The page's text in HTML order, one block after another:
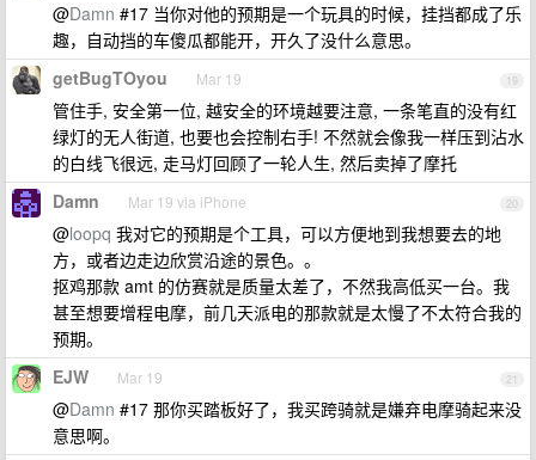
@Damn #17 当你对他的预期是一个玩具的时候，挂挡都成了乐
趣，自动挡的车傻瓜都能开，开久了没什么意思。
19
getBugTOyou Mar 19
管住手, 安全第一位, 越安全的环境越要注意, 一条笔直的没有红
绿灯的无人街道, 也要也会控制右手! 不然就会像我一样压到沾水
的白线飞很远, 走马灯回顾了一轮人生, 然后卖掉了摩托
20
Damn Mar 19 via iPhone
@loopq 我对它的预期是个工具，可以方便地到我想要去的地
方，或者边走边欣赏沿途的景色。。
抠鸡那款 amt 的仿赛就是质量太差了，不然我高低买一台。我
甚至想要增程电摩，前几天派电的那款就是太慢了不太符合我的
预期。
21
EJW Mar 19
@Damn #17 那你买踏板好了，我买跨骑就是嫌弃电摩骑起来没
意思啊。